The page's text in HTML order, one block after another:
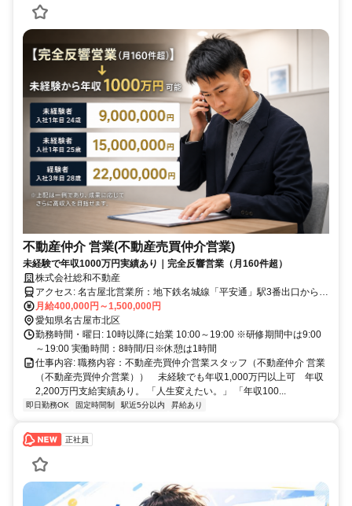
不動産仲介 営業(不動産売買仲介営業)
未経験で年収1000万円実績あり｜完全反響営業（月160件超）
株式会社総和不動産
アクセス: 名古屋北営業所：地下鉄名城線「平安通」駅3番出口から徒
歩1分
月給400,000円～1,500,000円
愛知県名古屋市北区
勤務時間・曜日: 10時以降に始業 10:00～19:00 ※研修期間中は9:00
～19:00 実働時間：8時間/日※休憩は1時間
仕事内容: 職務内容：不動産売買仲介営業スタッフ（不動産仲介 営業
（不動産売買仲介営業）） 未経験でも年収1,000万円以上可 年収
2,200万円支給実績あり。 「人生変えたい。」 「年収100...
即日勤務OK 固定時間制 駅近5分以内 昇給あり
正社員